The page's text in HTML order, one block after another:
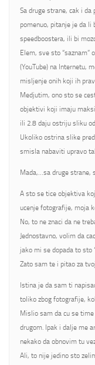
Sa druge strane, cak i
pomenuo, pitanje je da li
speedboostera, ili bi
Elem, sve sto
(YouTube) na Internetu,
misljenje onih koji ih
Medjutim, ono sto se
objektivi koji imaju
ili 2.8 daju ostriju sliku
Ukoliko ostrina slike
smisla nabaviti upravo
Mada,…sa druge strane,
A sto se tice objektiva
ucenje fotografije, moja
No, to ne znaci da ne
Jednostavno, volim da
jako mi se dopada to sto
Zato sam te i pitao za
Istina je da sam ti
toliko zbog fotografije,
Mislio sam da cu se
drugom. Ipak i dalje me
nekako da obnovim tu
Ali, to nije jedino sto